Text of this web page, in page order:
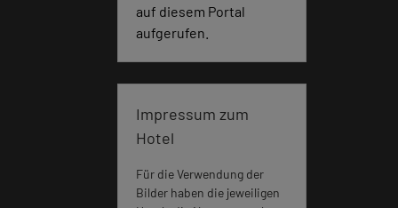
auf diesem Portal
aufgerufen.
Impressum zum
Hotel
Für die Verwendung der
Bilder haben die jeweiligen